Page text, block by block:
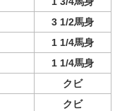
3 1/2馬身
1 1/4馬身
1 1/4馬身
クビ
クビ